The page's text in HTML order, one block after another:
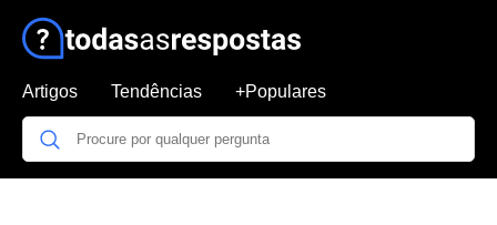
Artigos Tendências +Populares